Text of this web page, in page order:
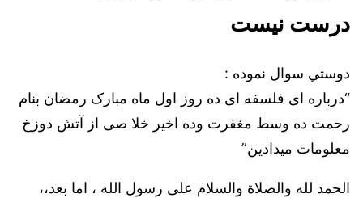
درست نيست
دوستي سوال نموده :
“درباره ای فلسفه ای ده روز اول ماه مبارک رمضان بنام
رحمت ده وسط مغفرت وده اخیر خلا صی از آتش دوزخ
معلومات میدادین”
الحمد لله والصلاة والسلام على رسول الله ، اما بعد،،